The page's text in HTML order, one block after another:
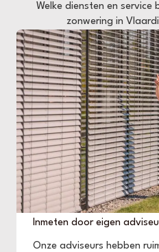
Welke diensten en service
zonwering in
Inmeten door eigen
Onze adviseurs hebben